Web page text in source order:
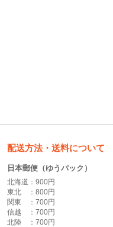
配送方法・送料について
日本郵便（ゆうパック）
北海道：900円
東北 ：800円
関東 ：700円
信越 ：700円
北陸 ：700円